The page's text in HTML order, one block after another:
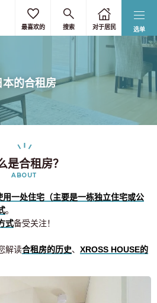
选单
最喜欢的 搜索 对于居民
本的合租房
是合租房？
ABOUT
用一处住宅（主要是一栋独立住宅或公
。
式备受关注！
解读合租房的历史、 XROSS HOUSE的